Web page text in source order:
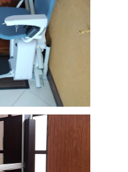
courbe sur
escalier en
de Angles